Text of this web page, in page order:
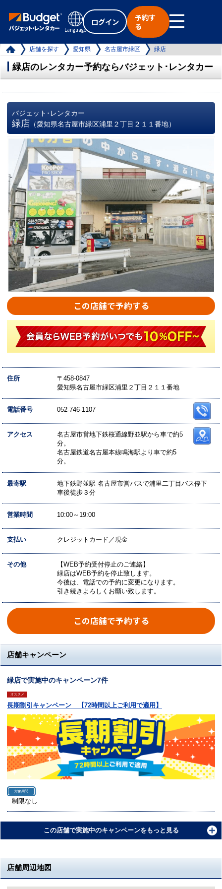
Language
ログイン
予約す
る
店舗を探す 愛知県 名古屋市緑区 緑店
緑店のレンタカー予約ならバジェット･レンタカー
バジェット･レンタカー
緑店 （愛知県名古屋市緑区浦里２丁目２１１番地）
この店舗で予約する
住所
〒458-0847
愛知県名古屋市緑区浦里２丁目２１１番地
電話番号 052-746-1107
アクセス
名古屋市営地下鉄桜通線野並駅から車で約5
分。
名古屋鉄道名古屋本線鳴海駅より車で約5
分。
最寄駅
地下鉄野並駅 名古屋市営バスで浦里二丁目バス停下
車後徒歩３分
営業時間 10:00～19:00
支払い クレジットカード／現金
その他
【WEB予約受付停止のご連絡】
緑店はWEB予約を停止致します。
今後は、電話での予約に変更になります。
引き続きよろしくお願い致します。
この店舗で予約する
店舗キャンペーン
緑店で実施中のキャンペーン7件
オススメ
長期割引キャンペーン 【72時間以上ご利用で適用】
対象期間
制限なし
この店舗で実施中のキャンペーンをもっと見る
店舗周辺地図